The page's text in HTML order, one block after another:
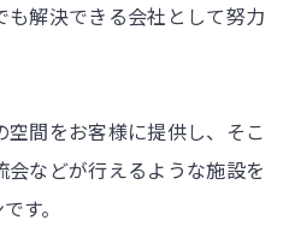
解決できる会社として努力
間をお客様に提供し、そこ
などが行えるような施設を
す。